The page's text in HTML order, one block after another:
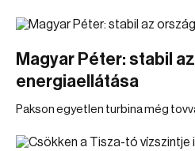
Magyar Péter: stabil
energiaellátása
Pakson egyetlen turbina még